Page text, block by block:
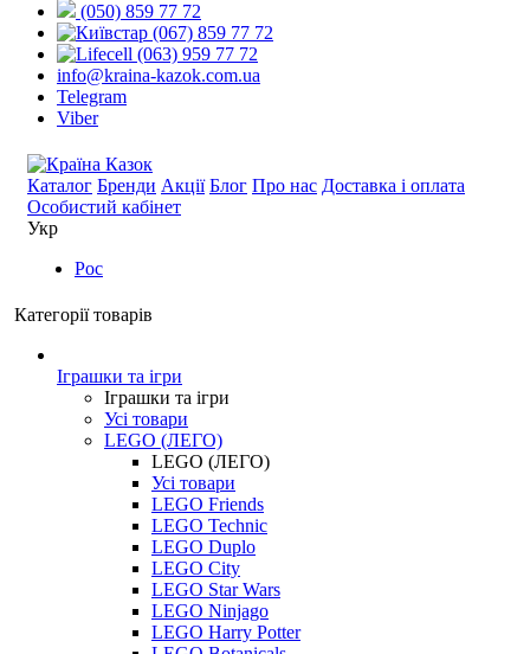
(050) 859 77 72
(067) 859 77 72
(063) 959 77 72
info@kraina-kazok.com.ua
Telegram
Viber
Каталог Бренди Акції Блог Про нас Доставка і оплата
Особистий кабінет
Укр
Рос
Категорії товарів
Іграшки та ігри
Іграшки та ігри
Усі товари
LEGO (ЛЕГО)
LEGO (ЛЕГО)
Усі товари
LEGO Friends
LEGO Technic
LEGO Duplo
LEGO City
LEGO Star Wars
LEGO Ninjago
LEGO Harry Potter